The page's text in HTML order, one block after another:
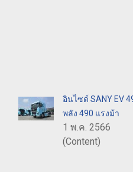
อินไซด์ SANY EV
พลัง 490 แรงม้า
1 พ.ค. 2566
(Content)